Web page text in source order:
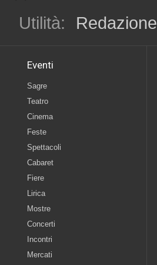
Utilità:
Redazione
Eventi
Sagre
Teatro
Cinema
Feste
Spettacoli
Cabaret
Fiere
Lirica
Mostre
Concerti
Incontri
Mercati